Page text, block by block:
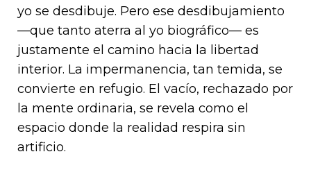
yo se desdibuje. Pero ese desdibujamiento
—que tanto aterra al yo biográfico— es
justamente el camino hacia la libertad
interior. La impermanencia, tan temida, se
convierte en refugio. El vacío, rechazado por
la mente ordinaria, se revela como el
espacio donde la realidad respira sin
artificio.